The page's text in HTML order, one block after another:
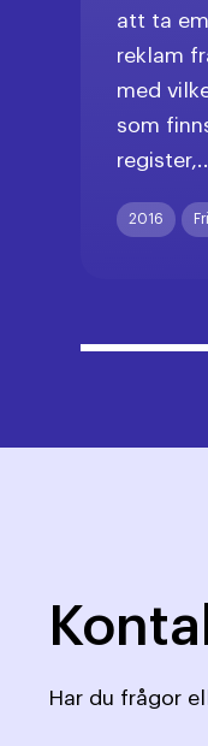
att ta
reklam
med
som
2016
Har du frågor